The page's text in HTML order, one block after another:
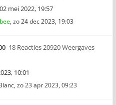
mei 2022, 19:57
, zo 24 dec 2023, 19:03
18 Reacties 20920 Weergaves
10:01
, zo 23 apr 2023, 09:23